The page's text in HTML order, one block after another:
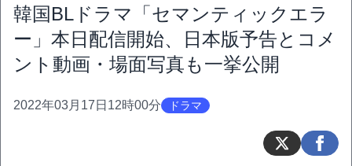
韓国BLドラマ「セマンティックエラ
ー」本日配信開始、日本版予告とコメ
ント動画・場面写真も一挙公開
2022年03月17日12時00分 ドラマ